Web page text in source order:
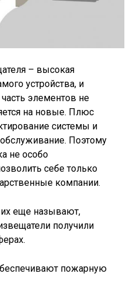
– высокая
устройства, и
элементов не
на новые. Плюс
системы и
Поэтому
не особо
себе только
компании.
еще называют,
получили
пожарную